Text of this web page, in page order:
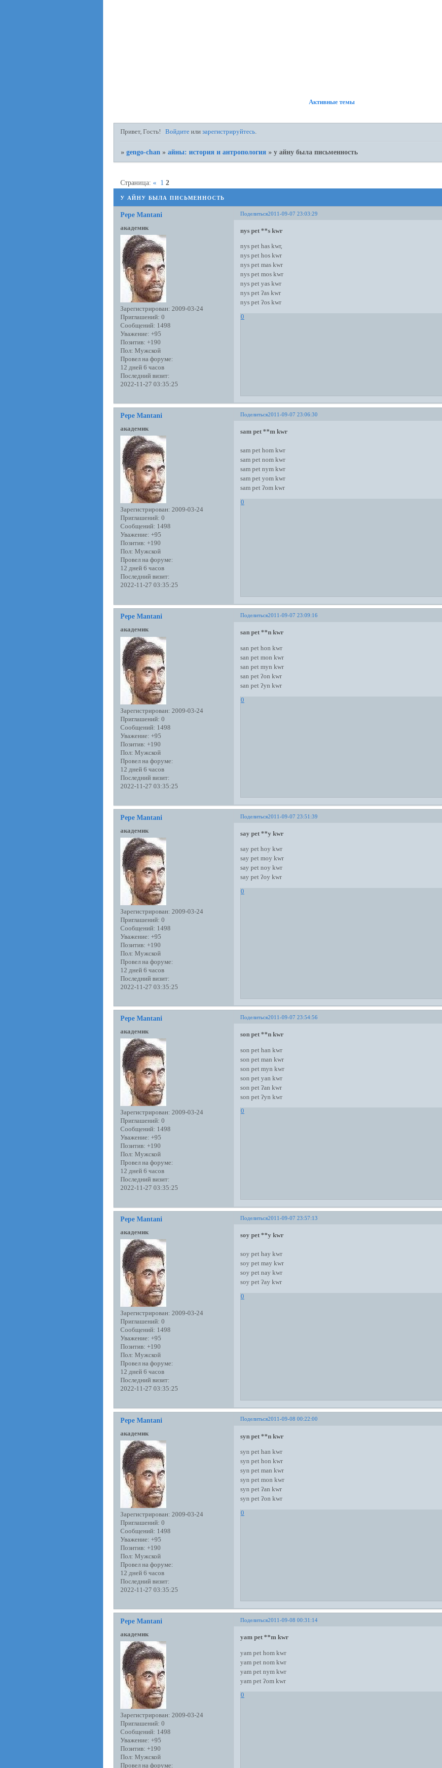
Активные темы
Привет, Гость! Войдите илизарегистрируйтесь.
»gengo-chan »айны: история и антропология »у айну была письменность
у айну была письменность
Страница:« 1 2
Поделиться2011-09-07 23:03:29
Pepe Mantani
академик
Зарегистрирован: 2009-03-24
Приглашений: 0
Сообщений: 1498
Уважение: +95
Позитив: +190
Пол: Мужской
Провел на форуме:
12 дней 6 часов
Последний визит:
2022-11-27 03:35:25
nys pet **s kwr
nys pet has kwr,
nys pet hos kwr
nys pet mas kwr
nys pet mos kwr
nys pet yas kwr
nys pet ʔas kwr
nys pet ʔos kwr
0
Поделиться2011-09-07 23:06:30
Pepe Mantani
академик
Зарегистрирован: 2009-03-24
Приглашений: 0
Сообщений: 1498
Уважение: +95
Позитив: +190
Пол: Мужской
Провел на форуме:
12 дней 6 часов
Последний визит:
2022-11-27 03:35:25
sam pet **m kwr
sam pet hom kwr
sam pet nom kwr
sam pet nym kwr
sam pet yom kwr
sam pet ʔom kwr
0
Поделиться2011-09-07 23:09:16
Pepe Mantani
академик
Зарегистрирован: 2009-03-24
Приглашений: 0
Сообщений: 1498
Уважение: +95
Позитив: +190
Пол: Мужской
Провел на форуме:
12 дней 6 часов
Последний визит:
2022-11-27 03:35:25
san pet **n kwr
san pet hon kwr
san pet mon kwr
san pet myn kwr
san pet ʔon kwr
san pet ʔyn kwr
0
Поделиться2011-09-07 23:51:39
Pepe Mantani
академик
Зарегистрирован: 2009-03-24
Приглашений: 0
Сообщений: 1498
Уважение: +95
Позитив: +190
Пол: Мужской
Провел на форуме:
12 дней 6 часов
Последний визит:
2022-11-27 03:35:25
say pet **y kwr
say pet hoy kwr
say pet moy kwr
say pet noy kwr
say pet ʔoy kwr
0
Поделиться2011-09-07 23:54:56
Pepe Mantani
академик
Зарегистрирован: 2009-03-24
Приглашений: 0
Сообщений: 1498
Уважение: +95
Позитив: +190
Пол: Мужской
Провел на форуме:
12 дней 6 часов
Последний визит:
2022-11-27 03:35:25
son pet **n kwr
son pet han kwr
son pet man kwr
son pet myn kwr
son pet yan kwr
son pet ʔan kwr
son pet ʔyn kwr
0
Поделиться2011-09-07 23:57:13
Pepe Mantani
академик
Зарегистрирован: 2009-03-24
Приглашений: 0
Сообщений: 1498
Уважение: +95
Позитив: +190
Пол: Мужской
Провел на форуме:
12 дней 6 часов
Последний визит:
2022-11-27 03:35:25
soy pet **y kwr
soy pet hay kwr
soy pet may kwr
soy pet nay kwr
soy pet ʔay kwr
0
Поделиться2011-09-08 00:22:00
Pepe Mantani
академик
Зарегистрирован: 2009-03-24
Приглашений: 0
Сообщений: 1498
Уважение: +95
Позитив: +190
Пол: Мужской
Провел на форуме:
12 дней 6 часов
Последний визит:
2022-11-27 03:35:25
syn pet **n kwr
syn pet han kwr
syn pet hon kwr
syn pet man kwr
syn pet mon kwr
syn pet ʔan kwr
syn pet ʔon kwr
0
Поделиться2011-09-08 00:31:14
Pepe Mantani
академик
Зарегистрирован: 2009-03-24
Приглашений: 0
Сообщений: 1498
Уважение: +95
Позитив: +190
Пол: Мужской
Провел на форуме:
yam pet **m kwr
yam pet hom kwr
yam pet nom kwr
yam pet nym kwr
yam pet ʔom kwr
0